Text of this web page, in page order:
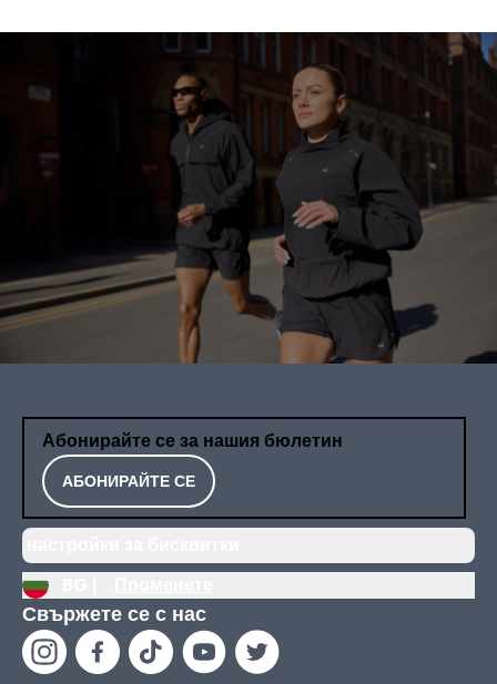
Абонирайте се за нашия бюлетин
АБОНИРАЙТЕ СЕ
Свържете се с нас